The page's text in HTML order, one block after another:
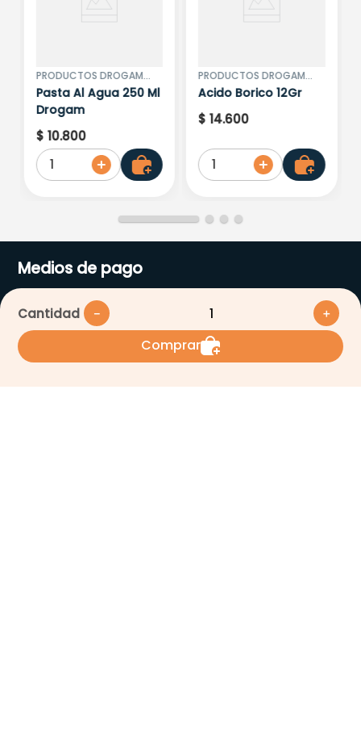
Cantidad ＋
－
Comprar
PRODUCTOS DROGAM
SAS
Pasta Al Agua 250 Ml
Drogam
$ 10.800
1
PRODUCTOS DROGAM
SAS
Acido Borico 12Gr
$ 14.600
1
Medios de pago